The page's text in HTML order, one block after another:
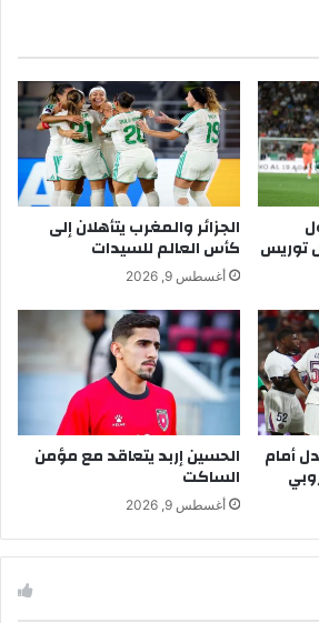
توريس
الجزائر والمغرب يتأهلان إلى
كأس العالم للسيدات
أغسطس 9, 2026
أمام الحسين إربد يتعاقد مع مؤمن
الساكت
أغسطس 9, 2026